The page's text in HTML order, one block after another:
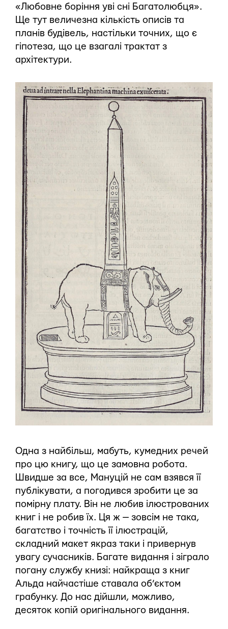
«Любовне боріння уві сні Багатолюбця».
Ще тут величезна кількість описів та
планів будівель, настільки точних, що є
гіпотеза, що це взагалі трактат з
архітектури.
Одна з найбільш, мабуть, кумедних речей
про цю книгу, що це замовна робота.
Швидше за все, Мануцій не сам взявся її
публікувати, а погодився зробити це за
помірну плату. Він не любив ілюстрованих
книг і не робив їх. Ця ж — зовсім не така,
багатство і точність її ілюстрацій,
складний макет якраз таки і привернув
увагу сучасників. Багате видання і зіграло
погану службу книзі: найкраща з книг
Альда найчастіше ставала об’єктом
грабунку. До нас дійшли, можливо,
десяток копій оригінального видання.